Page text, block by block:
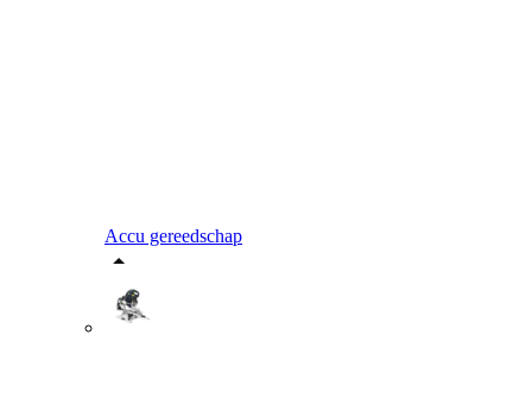
Accu gereedschap